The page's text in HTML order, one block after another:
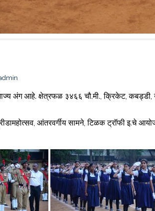
अंग आहे. क्षेत्रफळ ३४६६ चौ.मी., क्रिकेट, कबड्डी,
आंतरवर्गीय सामने, टिळक ट्रॉफी इ.चे